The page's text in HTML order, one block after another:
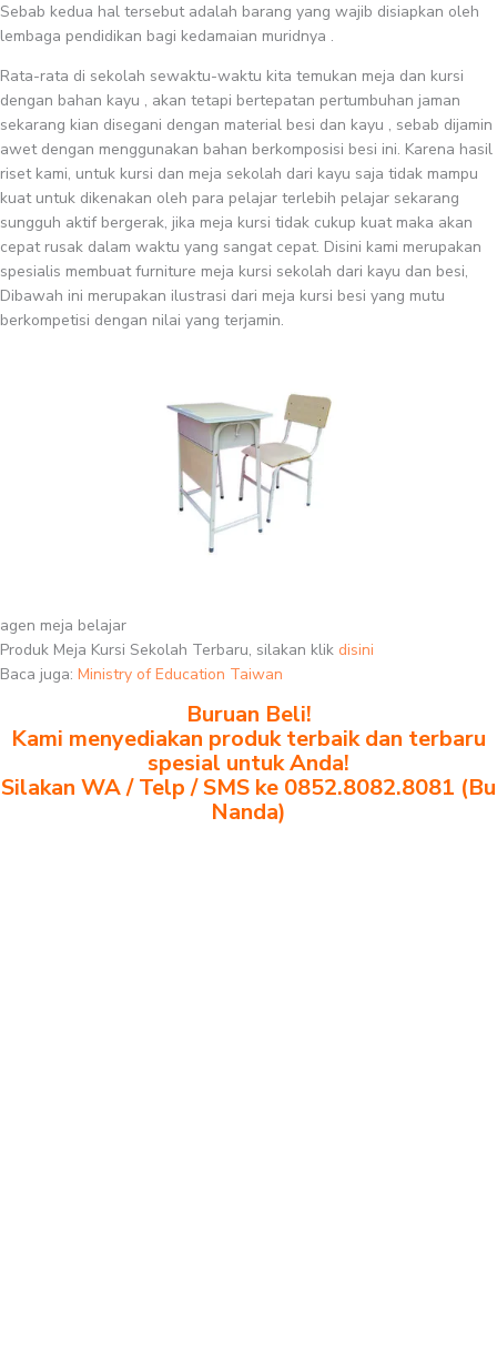
Sebab kedua hal tersebut adalah barang yang wajib disiapkan oleh
lembaga pendidikan bagi kedamaian muridnya .
Rata-rata di sekolah sewaktu-waktu kita temukan meja dan kursi
dengan bahan kayu , akan tetapi bertepatan pertumbuhan jaman
sekarang kian disegani dengan material besi dan kayu , sebab dijamin
awet dengan menggunakan bahan berkomposisi besi ini. Karena hasil
riset kami, untuk kursi dan meja sekolah dari kayu saja tidak mampu
kuat untuk dikenakan oleh para pelajar terlebih pelajar sekarang
sungguh aktif bergerak, jika meja kursi tidak cukup kuat maka akan
cepat rusak dalam waktu yang sangat cepat. Disini kami merupakan
spesialis membuat furniture meja kursi sekolah dari kayu dan besi,
Dibawah ini merupakan ilustrasi dari meja kursi besi yang mutu
berkompetisi dengan nilai yang terjamin.
agen meja belajar
Produk Meja Kursi Sekolah Terbaru, silakan klik disini
Baca juga: Ministry of Education Taiwan
Buruan Beli!
Kami menyediakan produk terbaik dan terbaru
spesial untuk Anda!
Silakan WA / Telp / SMS ke 0852.8082.8081 (Bu
Nanda)